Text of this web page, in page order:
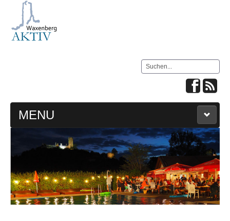
Suchen
MENU
LIVE WEBCAM & WETTER
IMPRESSUM